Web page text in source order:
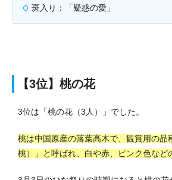
斑入り：「疑惑の愛」
【3位】桃の花
3位は「桃の花（3人）」でした。
桃は中国原産の落葉高木で、観賞用の品
桃）」と呼ばれ、白や赤、ピンク色など